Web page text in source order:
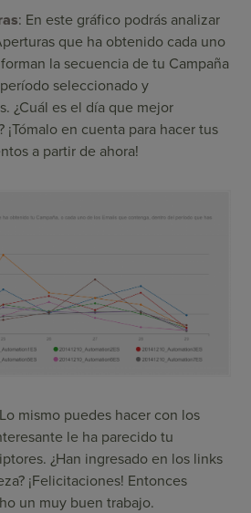
: En este gráfico podrás analizar
que ha obtenido cada uno
la secuencia de tu Campaña
seleccionado y
¿Cuál es el día que mejor
en cuenta para hacer tus
a partir de ahora!
mismo puedes hacer con los
le ha parecido tu
¿Han ingresado en los links
¡Felicitaciones! Entonces
un muy buen trabajo.